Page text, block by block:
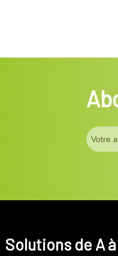
Solutions de A